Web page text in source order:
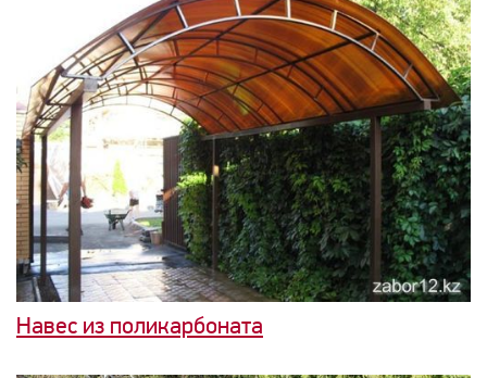
Навес из поликарбоната